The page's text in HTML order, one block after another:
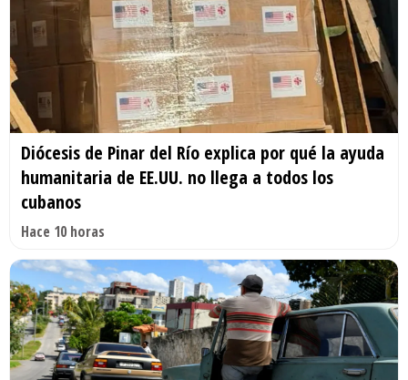
Diócesis de Pinar del Río explica por qué la ayuda
humanitaria de EE.UU. no llega a todos los
cubanos
Hace 10 horas